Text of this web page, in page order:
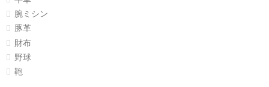
腕ミシン
豚革
財布
野球
鞄